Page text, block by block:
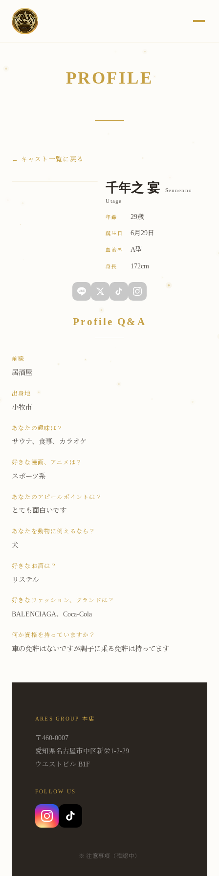
PROFILE
← キャスト一覧に戻る
千年之 宴
Sennenno
Utage
年齢 29歳
誕生日 6月29日
血液型 A型
身長 172cm
Profile Q&A
前職
居酒屋
出身地
小牧市
あなたの趣味は？
サウナ、食事、カラオケ
好きな漫画、アニメは？
スポーツ系
あなたのアピールポイントは？
とても面白いです
あなたを動物に例えるなら？
犬
好きなお酒は？
リステル
好きなファッション、ブランドは？
BALENCIAGA、Coca-Cola
何か資格を持っていますか？
車の免許はないですが調子に乗る免許は持ってます
ARES GROUP 本店
〒460-0007
愛知県名古屋市中区新栄1-2-29
ウエストビル B1F
FOLLOW US
※ 注意事項（確認中）